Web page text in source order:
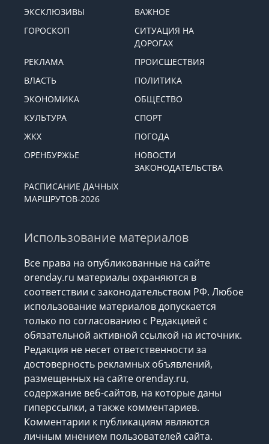
ЭКСКЛЮЗИВЫ
ВАЖНОЕ
ГОРОСКОП
СИТУАЦИЯ НА
ДОРОГАХ
РЕКЛАМА
ПРОИСШЕСТВИЯ
ВЛАСТЬ
ПОЛИТИКА
ЭКОНОМИКА
ОБЩЕСТВО
КУЛЬТУРА
СПОРТ
ЖКХ
ПОГОДА
ОРЕНБУРЖЬЕ
НОВОСТИ
ЗАКОНОДАТЕЛЬСТВА
РАСПИСАНИЕ ДАЧНЫХ
МАРШРУТОВ-2026
Использование материалов
Все права на опубликованные на сайте
orenday.ru материалы охраняются в
соответствии с законодательством РФ. Любое
использование материалов допускается
только по согласованию с Редакцией с
обязательной активной ссылкой на источник.
Редакция не несет ответственности за
достоверность рекламных объявлений,
размещенных на сайте orenday.ru,
содержание веб-сайтов, на которые даны
гиперссылки, а также комментариев.
Комментарии к публикациям являются
личным мнением пользователей сайта.